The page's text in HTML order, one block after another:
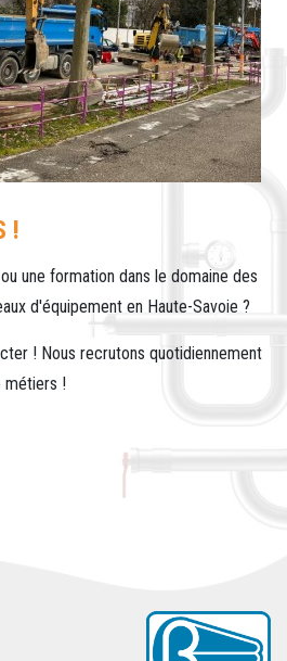
!
une formation dans le domaine des
d'équipement en Haute-Savoie ?
! Nous recrutons quotidiennement
métiers !